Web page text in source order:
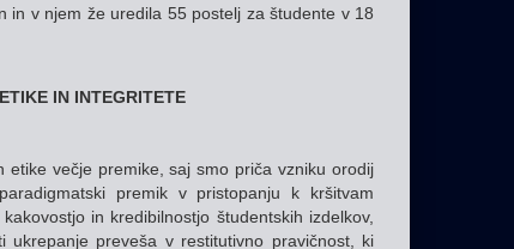
in v njem že uredila 55 postelj za študente v 18
IN INTEGRITETE
večje premike, saj smo priča vzniku orodij
premik v pristopanju k kršitvam
in kredibilnostjo študentskih izdelkov,
preveša v restitutivno pravičnost, ki